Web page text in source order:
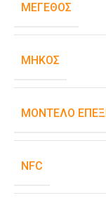
ΜΈΓΕΘΟΣ
ΜΉΚΟΣ
ΜΟΝΤΈΛΟ
NFC